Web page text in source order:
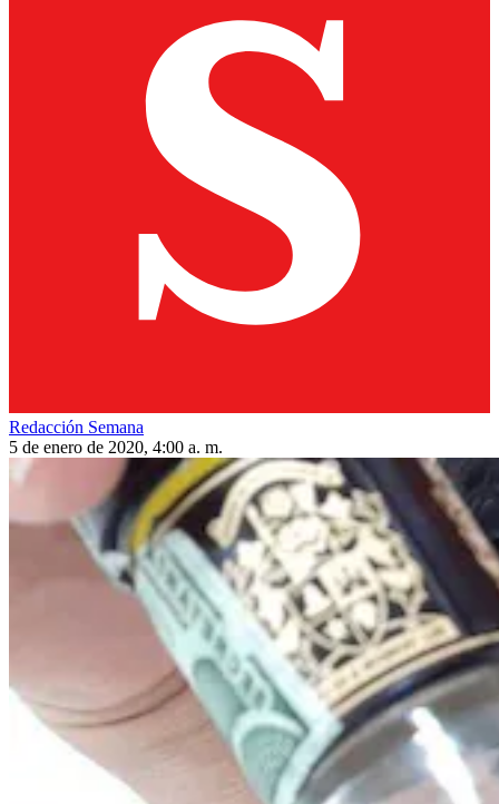
Redacción Semana
5 de enero de 2020, 4:00 a. m.